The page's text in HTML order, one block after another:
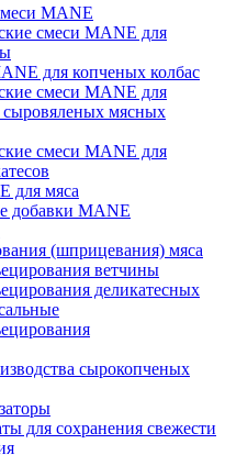
MANE
смеси MANE для
для копченых колбас
смеси MANE для
мясных
смеси MANE для
для мяса
добавки MANE
(шприцевания) мяса
ветчины
деликатесных
сырокопченых
для сохранения свежести